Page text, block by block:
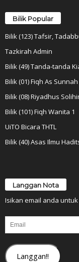
Bilik Popular
Bilik (123) Tafsir,
Tazkirah Admin
Bilik (49) Tanda-tanda
Bilik (01) Fiqh As Sunnah
Bilik (08) Riyadhus
Bilik (101) Fiqh Wanita 1
UiTO Bicara THTL
Bilik (40) Asas Ilmu
Langgan Nota
Isikan email anda
Email
Langgan!!